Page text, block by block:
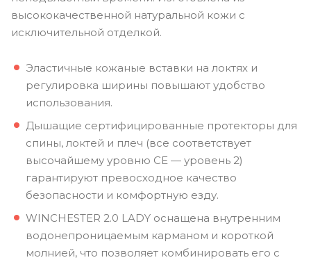
высококачественной натуральной кожи с
исключительной отделкой.
Эластичные кожаные вставки на локтях и
регулировка ширины повышают удобство
использования.
Дышащие сертифицированные протекторы для
спины, локтей и плеч (все соответствует
высочайшему уровню CE — уровень 2)
гарантируют превосходное качество
безопасности и комфортную езду.
WINCHESTER 2.0 LADY оснащена внутренним
водонепроницаемым карманом и короткой
молнией, что позволяет комбинировать его с